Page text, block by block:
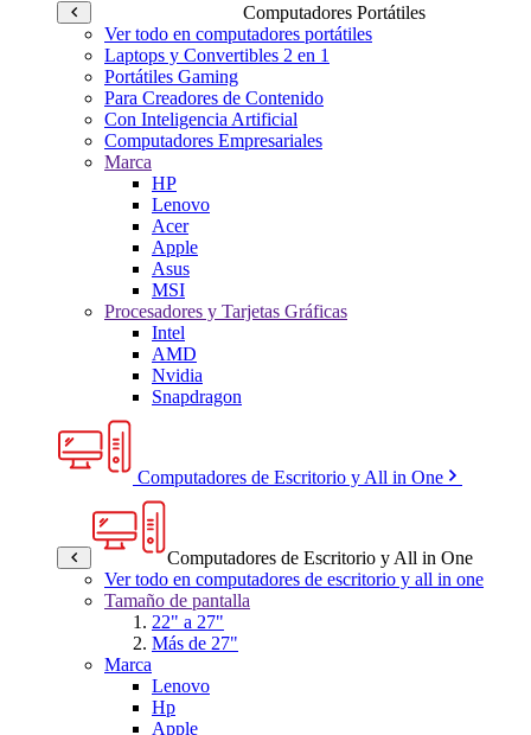
Computadores Portátiles
Ver todo en computadores portátiles
Laptops y Convertibles 2 en 1
Portátiles Gaming
Para Creadores de Contenido
Con Inteligencia Artificial
Computadores Empresariales
Marca
HP
Lenovo
Acer
Apple
Asus
MSI
Procesadores y Tarjetas Gráficas
Intel
AMD
Nvidia
Snapdragon
Computadores de Escritorio y All in One
Computadores de Escritorio y All in One
Ver todo en computadores de escritorio y all in one
Tamaño de pantalla
22" a 27"
Más de 27"
Marca
Lenovo
Hp
Apple